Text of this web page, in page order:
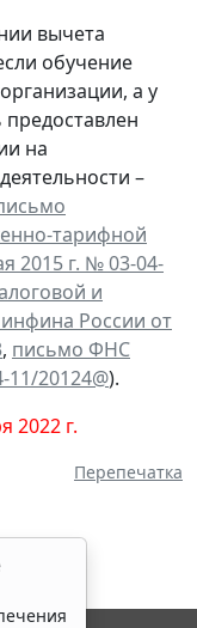
вычета
обучение
а у
на
–
тарифной
2015 г. № 03-04-
и
России от
, письмо ФНС
11/20124@).
2022 г.
Перепечатка